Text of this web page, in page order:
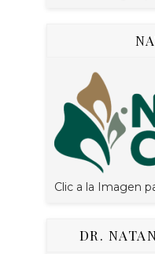
Clic a la Imagen
DR.